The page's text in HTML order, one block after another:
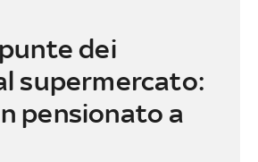
dei
supermercato:
pensionato a